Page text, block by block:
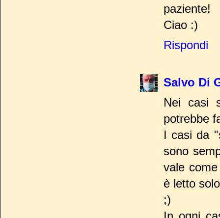
paziente!
Ciao :)
Rispondi
Salvo Di
Nei casi
potrebbe
I casi da
sono
vale
è letto
;)